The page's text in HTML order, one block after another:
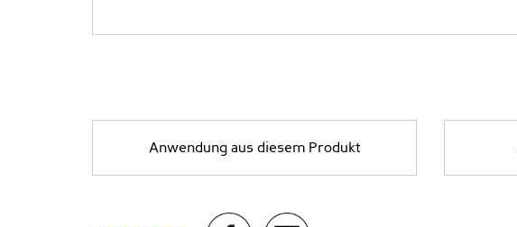
Anwendung aus diesem Produkt